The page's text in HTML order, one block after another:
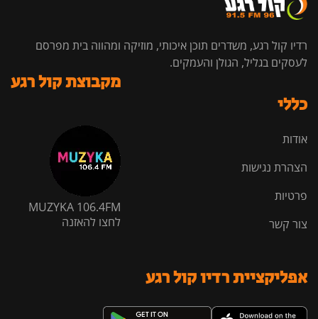
רדיו קול רגע, משדרים תוכן איכותי, מוזיקה ומהווה בית מפרסם
לעסקים בגליל, הגולן והעמקים.
כללי
אודות
הצהרת נגישות
פרטיות
צור קשר
מקבוצת קול רגע
MUZYKA 106.4FM
לחצו להאזנה
אפליקציית רדיו קול רגע